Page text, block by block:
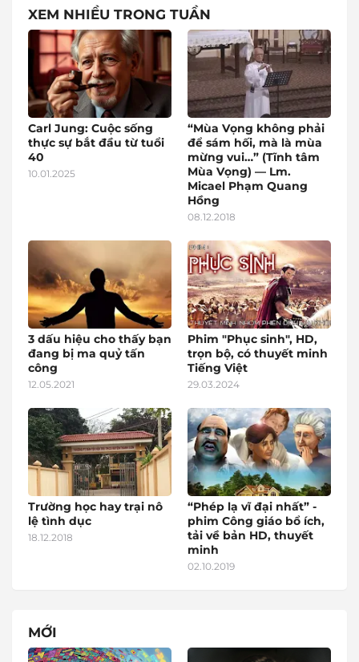
XEM NHIỀU TRONG TUẦN
Carl Jung: Cuộc sống
thực sự bắt đầu từ tuổi
40
10.01.2025
“Mùa Vọng không phải
để sám hối, mà là mùa
mừng vui…” (Tĩnh tâm
Mùa Vọng) — Lm.
Micael Phạm Quang
Hồng
08.12.2018
3 dấu hiệu cho thấy bạn
đang bị ma quỷ tấn
công
12.05.2021
Phim "Phục sinh", HD,
trọn bộ, có thuyết minh
Tiếng Việt
29.03.2024
Trường học hay trại nô
lệ tình dục
18.12.2018
“Phép lạ vĩ đại nhất” -
phim Công giáo bổ ích,
tải về bản HD, thuyết
minh
02.10.2019
MỚI